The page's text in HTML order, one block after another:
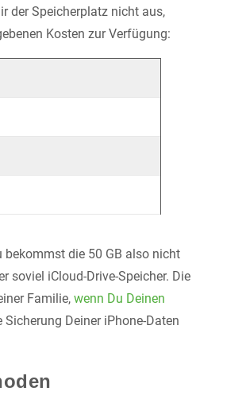
der Speicherplatz nicht aus,
Kosten zur Verfügung:
bekommst die 50 GB also nicht
soviel iCloud-Drive-Speicher. Die
Familie, wenn Du Deinen
Deiner iPhone-Daten